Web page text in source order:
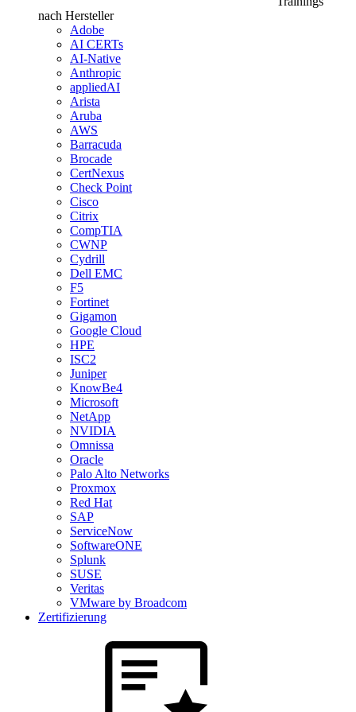
nach Hersteller
Adobe
AI CERTs
AI-Native
Anthropic
appliedAI
Arista
Aruba
AWS
Barracuda
Brocade
CertNexus
Check Point
Cisco
Citrix
CompTIA
CWNP
Cydrill
Dell EMC
F5
Fortinet
Gigamon
Google Cloud
HPE
ISC2
Juniper
KnowBe4
Microsoft
NetApp
NVIDIA
Omnissa
Oracle
Palo Alto Networks
Proxmox
Red Hat
SAP
ServiceNow
SoftwareONE
Splunk
SUSE
Veritas
VMware by Broadcom
Zertifizierung